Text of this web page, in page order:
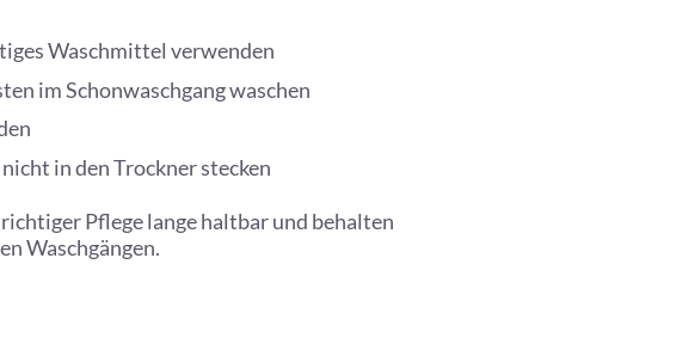
Waschmittel verwenden
im Schonwaschgang waschen
in den Trockner stecken
Pflege lange haltbar und behalten
Waschgängen.